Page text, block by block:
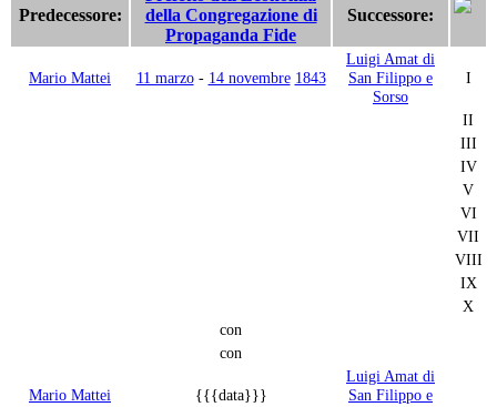
Predecessore:
della Congregazione di
Propaganda Fide
Successore:
Mario Mattei 11 marzo- 14 novembre 1843
Luigi Amat di
San Filippo e
Sorso
I
II
III
IV
V
VI
VII
VIII
IX
X
con
con
Mario Mattei {{{data}}}
Luigi Amat di
San Filippo e